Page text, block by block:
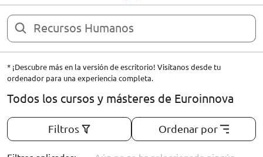
ORIENTACIÓN LABORAL
* ¡Descubre más en la versión de escritorio! Visítanos desde tu
ordenador para una experiencia completa.
Todos los cursos y másteres de Euroinnova
Filtros Ordenar por